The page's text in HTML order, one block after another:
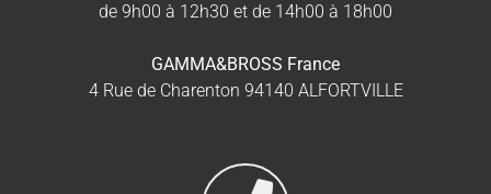
de 9h00 à 12h30 et de 14h00 à 18h00
GAMMA&BROSS France
4 Rue de Charenton 94140 ALFORTVILLE